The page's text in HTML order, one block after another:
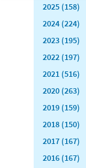
2025 (158)
2024 (224)
2023 (195)
2022 (197)
2021 (516)
2020 (263)
2019 (159)
2018 (150)
2017 (167)
2016 (167)